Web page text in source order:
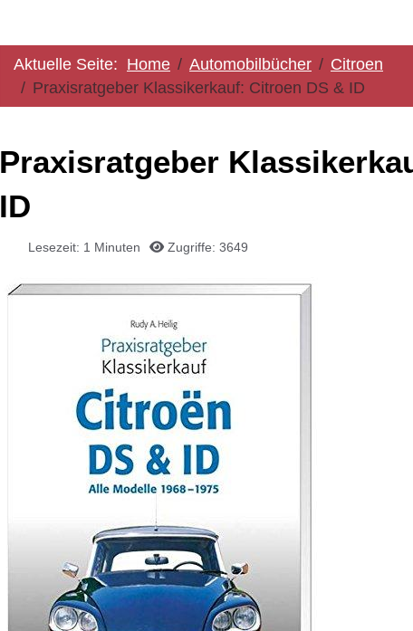
Aktuelle Seite: Home Automobilbücher
Citroen
Praxisratgeber Klassikerkauf: Citroen DS & ID
Praxisratgeber
ID
Lesezeit: 1 Minuten Zugriffe: 3649